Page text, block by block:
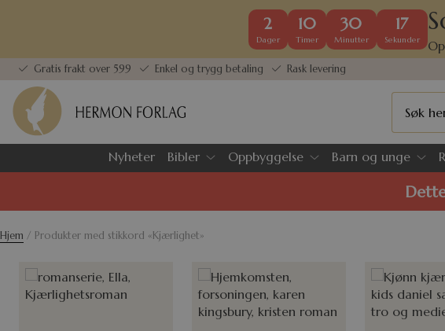
2
Dager
10
Timer
30
Minutter
17
Sekunder
Gratis frakt over 599 Enkel og trygg betaling Rask levering
Nyheter Bibler Oppbyggelse Barn og unge
Hjem / Produkter med stikkord «Kjærlighet»